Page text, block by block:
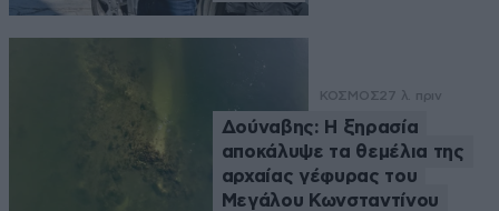
ΚΟΣΜΟΣ27 λ. πριν
Δούναβης: Η ξηρασία
αποκάλυψε τα θεμέλια της
αρχαίας γέφυρας του
Μεγάλου Κωνσταντίνου